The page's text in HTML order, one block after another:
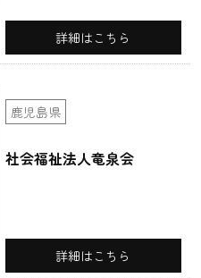
詳細はこちら
鹿児島県
社会福祉法人竜泉会
詳細はこちら